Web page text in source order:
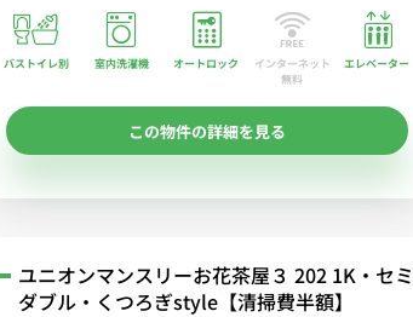
バストイレ別 室内洗濯機 オートロック
インターネット
無料
エレベーター
この物件の詳細を見る
ユニオンマンスリーお花茶屋３ 202 1K・セミ
ダブル・くつろぎstyle【清掃費半額】